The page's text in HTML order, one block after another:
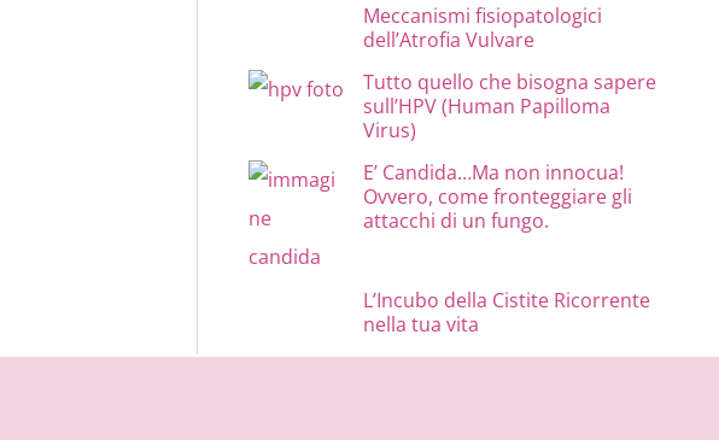
Meccanismi fisiopatologici
dell’Atrofia Vulvare
Tutto quello che bisogna sapere
sull’HPV (Human Papilloma
Virus)
E’ Candida…Ma non innocua!
Ovvero, come fronteggiare gli
attacchi di un fungo.
L’Incubo della Cistite Ricorrente
nella tua vita